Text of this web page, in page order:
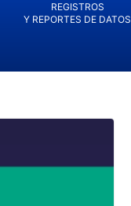
REGISTROS
Y REPORTES DE DATOS